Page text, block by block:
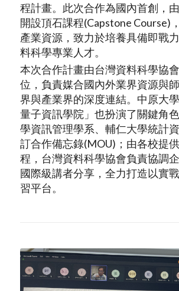
程計畫。此次合作為國內首創，
開設頂石課程(Capstone Course)
產業資源，致力於培養具備即戰
料科學專業人才。
本次合作計畫由台灣資料科學協
位，負責媒合國內外業界資源與
界與產業界的深度連結。中原大
量子資訊學院」也扮演了關鍵角
學資訊管理學系、輔仁大學統計
訂合作備忘錄(MOU)；由各校提
程，台灣資料科學協會負責協調
國際級講者分享，全力打造以實
習平台。